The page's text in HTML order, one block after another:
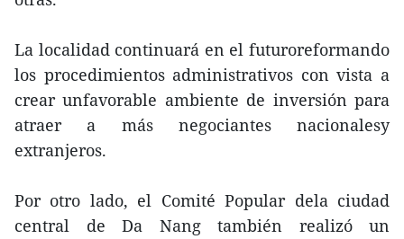
La localidad continuará en el futuroreformando
los procedimientos administrativos con vista a
crear unfavorable ambiente de inversión para
atraer a más negociantes nacionalesy
extranjeros.
Por otro lado, el Comité Popular dela ciudad
central de Da Nang también realizó un